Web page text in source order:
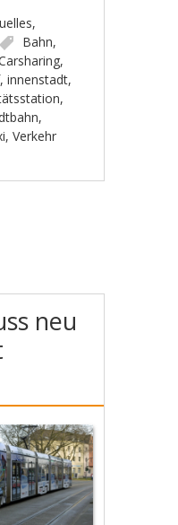
,
Bahn,
,
,innenstadt,
,
,
,Verkehr
neu